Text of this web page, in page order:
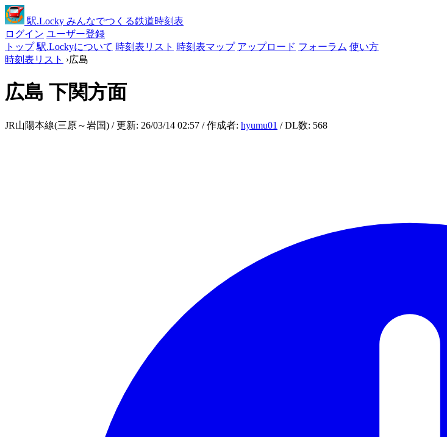
駅.Locky みんなでつくる鉄道時刻表
ログイン ユーザー登録
トップ 駅.Lockyについて 時刻表リスト 時刻表マップ アップロード フォーラム 使い方
時刻表リスト ›広島
広島 下関方面
JR山陽本線(三原～岩国) / 更新: 26/03/14 02:57 / 作成者: hyumu01 / DL数: 568